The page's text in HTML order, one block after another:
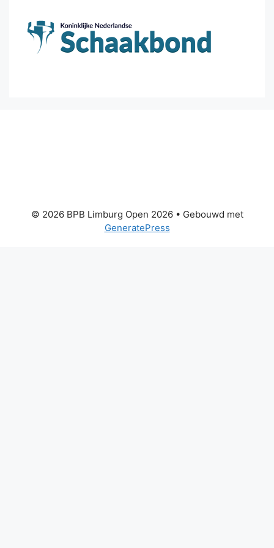
© 2026 BPB Limburg Open 2026• Gebouwd met
GeneratePress